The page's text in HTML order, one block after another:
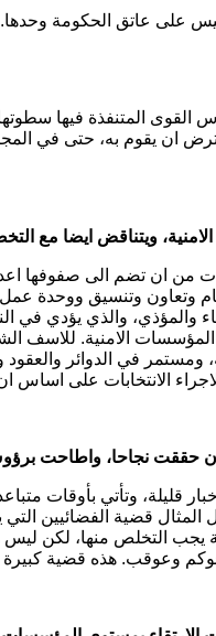
على عاتق الحكومة
القوى المتنفذة فيها
ان يقوم به، حتى في
ويتناقض ايضا مع
من ان تضم الى صفوفها
وتنسيق ووحدة عمل،
والذي يؤدي في
المؤسسات الامنية.
ومستمر في الدوائر
الانتخابات على
حققت نجاحا، واطاحت
قليلة، وتأتي بأوقات
قضية الفضائيين التي
يجب التخلص منها، لكن
هذه قضية كبيرة